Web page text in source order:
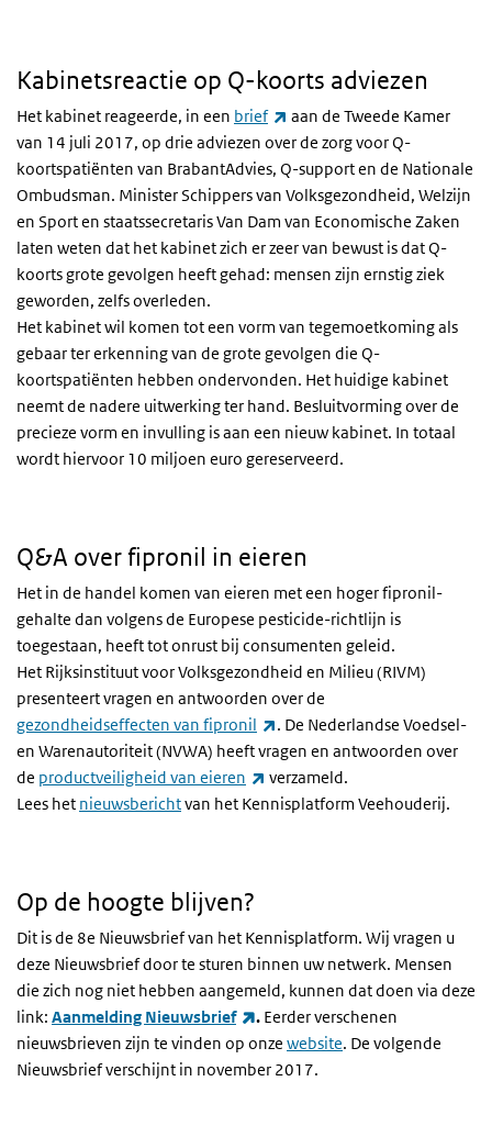
Kabinetsreactie op Q-koorts adviezen
Het kabinet reageerde, in een brief (externe link)
aan de Tweede Kamer
van 14 juli 2017, op drie adviezen over de zorg voor Q-
koortspatiënten van BrabantAdvies, Q-support en de Nationale
Ombudsman. Minister Schippers van Volksgezondheid, Welzijn
en Sport en staatssecretaris Van Dam van Economische Zaken
laten weten dat het kabinet zich er zeer van bewust is dat Q-
koorts grote gevolgen heeft gehad: mensen zijn ernstig ziek
geworden, zelfs overleden.
Het kabinet wil komen tot een vorm van tegemoetkoming als
gebaar ter erkenning van de grote gevolgen die Q-
koortspatiënten hebben ondervonden. Het huidige kabinet
neemt de nadere uitwerking ter hand. Besluitvorming over de
precieze vorm en invulling is aan een nieuw kabinet. In totaal
wordt hiervoor 10 miljoen euro gereserveerd.
Q&A over fipronil in eieren
Het in de handel komen van eieren met een hoger fipronil-
gehalte dan volgens de Europese pesticide-richtlijn is
toegestaan, heeft tot onrust bij consumenten geleid.
Het Rijksinstituut voor Volksgezondheid en Milieu (RIVM)
presenteert vragen en antwoorden over de
gezondheidseffecten van fipronil
(externe link)
. De Nederlandse Voedsel-
en Warenautoriteit (NVWA) heeft vragen en antwoorden over
de productveiligheid van eieren (externe link)
verzameld.
Lees het nieuwsberichtvan het Kennisplatform Veehouderij.
Op de hoogte blijven?
Dit is de 8e Nieuwsbrief van het Kennisplatform. Wij vragen u
deze Nieuwsbrief door te sturen binnen uw netwerk. Mensen
die zich nog niet hebben aangemeld, kunnen dat doen via deze
link: Aanmelding Nieuwsbrief (externe link)
. Eerder verschenen
nieuwsbrieven zijn te vinden op onze website. De volgende
Nieuwsbrief verschijnt in november 2017.